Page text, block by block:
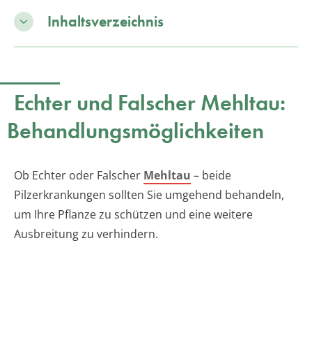
Inhaltsverzeichnis
Echter und Falscher Mehltau:
Behandlungsmöglichkeiten
Ob Echter oder Falscher Mehltau – beide
Pilzerkrankungen sollten Sie umgehend behandeln,
um Ihre Pflanze zu schützen und eine weitere
Ausbreitung zu verhindern.